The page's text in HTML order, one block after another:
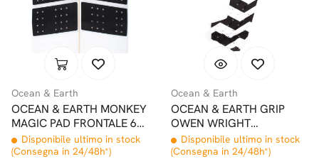
Ocean & Earth
OCEAN & EARTH MONKEY
MAGIC PAD FRONTALE 6
PEZZI
Disponibile ultimo in stock
(Consegna in 24/48h*)
Ocean & Earth
OCEAN & EARTH GRIP
OWEN WRIGHT
CUSTOMIX RIGHT
Disponibile ultimo in stock
(Consegna in 24/48h*)